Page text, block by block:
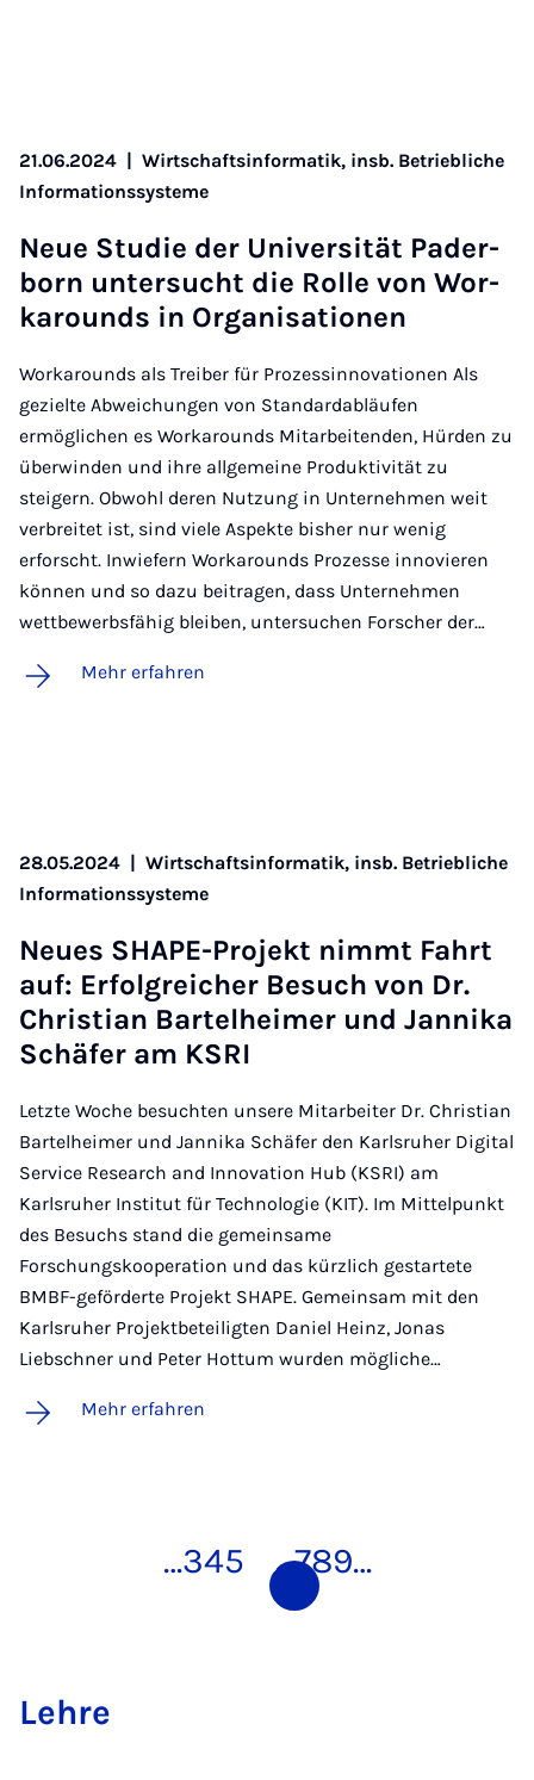
21.06.2024 | Wirtschaftsinformatik, insb. Betriebliche
Informationssysteme
Neue Stu­­die der Un­i­­ver­­­si­tät Pa­­der­­
born un­­ter­­sucht die Rol­le von Wor­
k­a­rounds in Or­­ga­­ni­sa­ti­o­­nen
Workarounds als Treiber für Prozessinnovationen Als
gezielte Abweichungen von Standardabläufen
ermöglichen es Workarounds Mitarbeitenden, Hürden zu
überwinden und ihre allgemeine Produktivität zu
steigern. Obwohl deren Nutzung in Unternehmen weit
verbreitet ist, sind viele Aspekte bisher nur wenig
erforscht. Inwiefern Workarounds Prozesse innovieren
können und so dazu beitragen, dass Unternehmen
wettbewerbsfähig bleiben, untersuchen Forscher der…
Mehr erfahren
28.05.2024 | Wirtschaftsinformatik, insb. Betriebliche
Informationssysteme
Neu­es SHA­PE-Pro­jekt nimmt Fahrt
auf: Er­folg­rei­cher Be­such von Dr.
Chris­ti­an Bar­tel­hei­mer und Jan­ni­ka
Schä­fer am KS­RI
Letzte Woche besuchten unsere Mitarbeiter Dr. Christian
Bartelheimer und Jannika Schäfer den Karlsruher Digital
Service Research and Innovation Hub (KSRI) am
Karlsruher Institut für Technologie (KIT). Im Mittelpunkt
des Besuchs stand die gemeinsame
Forschungskooperation und das kürzlich gestartete
BMBF-geförderte Projekt SHAPE. Gemeinsam mit den
Karlsruher Projektbeteiligten Daniel Heinz, Jonas
Liebschner und Peter Hottum wurden mögliche…
Mehr erfahren
…345 6 789…
Leh­re